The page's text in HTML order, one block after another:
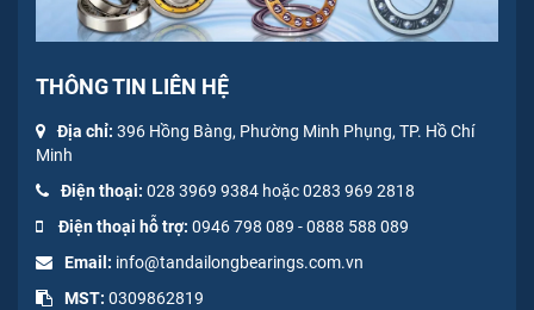
THÔNG TIN LIÊN HỆ
Địa chỉ: 396 Hồng Bàng, Phường Minh Phụng, TP. Hồ Chí
Minh
Điện thoại: 028 3969 9384 hoặc 0283 969 2818
Điện thoại hỗ trợ: 0946 798 089 -0888 588 089
Email: info@tandailongbearings.com.vn
MST: 0309862819